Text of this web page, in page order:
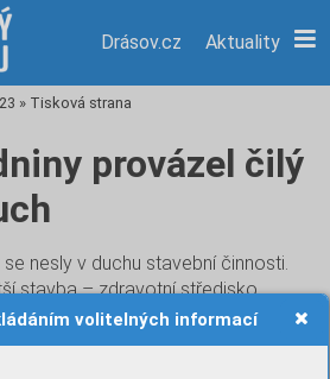
volitelných informací
Drásov.cz Aktuality
» Tisková strana
provázel čilý
nesly v duchu stavební činnosti.
stavba – zdravotní středisko
se zejména na obvodovém
probíhá výstavba podkrovních